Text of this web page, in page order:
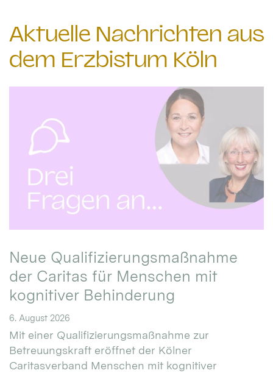
Aktuelle Nachrichten aus
dem Erzbistum Köln
Neue Qualifizierungsmaßnahme
der Caritas für Menschen mit
kognitiver Behinderung
6. August 2026
Mit einer Qualifizierungsmaßnahme zur
Betreuungskraft eröffnet der Kölner
Caritasverband Menschen mit kognitiver